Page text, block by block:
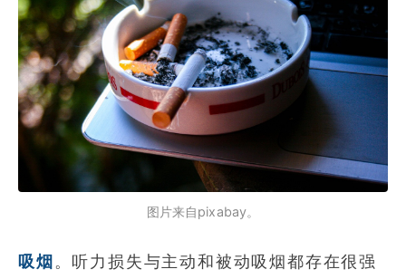
图片来自pixabay。
吸烟 。听力损失与主动和被动吸烟都存在很强